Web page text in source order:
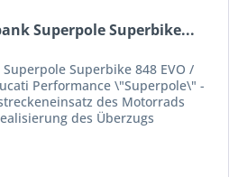
Superpole Superbike...
Superbike 848 EVO /
Performance \"Superpole\" -
des Motorrads
des Überzugs